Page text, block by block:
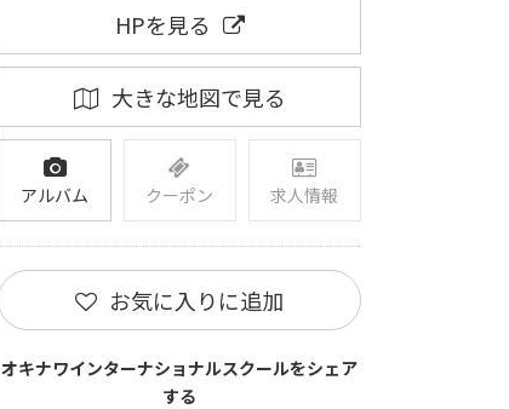
HPを見る
大きな地図で見る
アルバム クーポン 求人情報
お気に入りに追加
オキナワインターナショナルスクールをシェア
する